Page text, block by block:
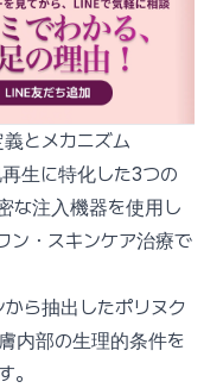
義とメカニズム
再生に特化した3つの
な注入機器を使用し
ン・スキンケア治療で
から抽出したポリヌク
内部の生理的条件を
。